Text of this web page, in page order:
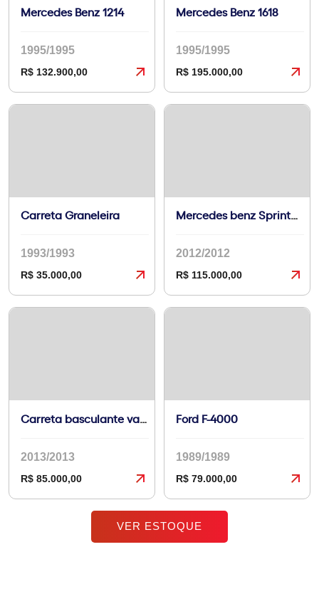
Mercedes Benz 1214
1995/1995
R$ 132.900,00
Mercedes Benz 1618
1995/1995
R$ 195.000,00
Carreta Graneleira
1993/1993
R$ 35.000,00
Mercedes benz Sprinter 311
2012/2012
R$ 115.000,00
Carreta basculante vanderleia
2013/2013
R$ 85.000,00
Ford F-4000
1989/1989
R$ 79.000,00
VER ESTOQUE